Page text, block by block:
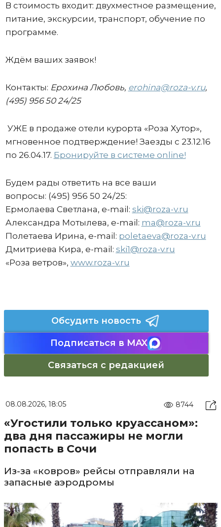
В стоимость входит: двухместное размещение,
питание, экскурсии, транспорт, обучение по
программе.
Ждём ваших заявок!
Контакты: Ерохина Любовь, erohina@roza-v.ru,
(495) 956 50 24/25
УЖЕ в продаже отели курорта «Роза Хутор»,
мгновенное подтверждение! Заезды с 23.12.16
по 26.04.17. Бронируйте в системе online!
Будем рады ответить на все ваши
вопросы: (495) 956 50 24/25:
Ермолаева Светлана, e-mail: ski@roza-v.ru
Александра Мотылева, e-mail: ma@roza-v.ru
Полетаева Ирина, e-mail: poletaeva@roza-v.ru
Дмитриева Кира, e-mail: ski1@roza-v.ru
«Роза ветров», www.roza-v.ru
Обсудить новость
Подписаться в MAX
Связаться с редакцией
08.08.2026, 18:05 8744
«Угостили только круассаном»:
два дня пассажиры не могли
попасть в Сочи
Из-за «ковров» рейсы отправляли на
запасные аэродромы